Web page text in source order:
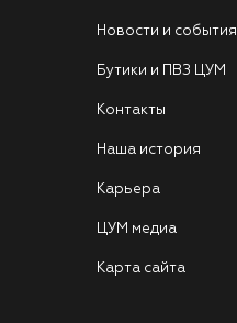
Новости и события
Бутики и ПВЗ ЦУМ
Контакты
Наша история
Карьера
ЦУМ медиа
Карта сайта